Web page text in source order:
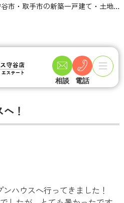
本日もオープンハウスへ！ | 守谷市・取手市の新築一戸建て・土地・一軒家購入情報ならピタットハウス守谷店 スカイ・エステート
相談 電話
本日もオープンハウスへ！
！
ハウスへ行ってきました！